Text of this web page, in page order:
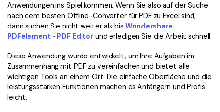
Anwendungen ins Spiel kommen. Wenn Sie also auf der Suche
nach dem besten Offline-Converter für PDF zu Excel sind,
dann suchen Sie nicht weiter als bisWondershare
PDFelement - PDF Editor und erledigen Sie die Arbeit schnell.
Diese Anwendung wurde entwickelt, um Ihre Aufgaben im
Zusammenhang mit PDF zu vereinfachen und bietet alle
wichtigen Tools an einem Ort. Die einfache Oberfläche und die
leistungsstarken Funktionen machen es Anfängern und Profis
leicht.